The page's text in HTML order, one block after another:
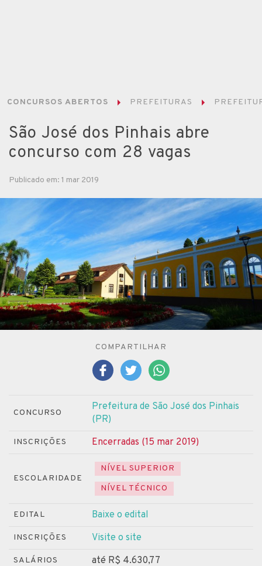
CONCURSOS ABERTOS PREFEITURAS
São José dos Pinhais abre
concurso com 28 vagas
Publicado em: 1 mar 2019
COMPARTILHAR
CONCURSO
Prefeitura de São José dos Pinhais
(PR)
INSCRIÇÕES Encerradas (15 mar 2019)
ESCOLARIDADE
NÍVEL SUPERIOR
NÍVEL TÉCNICO
EDITAL Baixe o edital
INSCRIÇÕES Visite o site
SALÁRIOS até R$ 4.630,77